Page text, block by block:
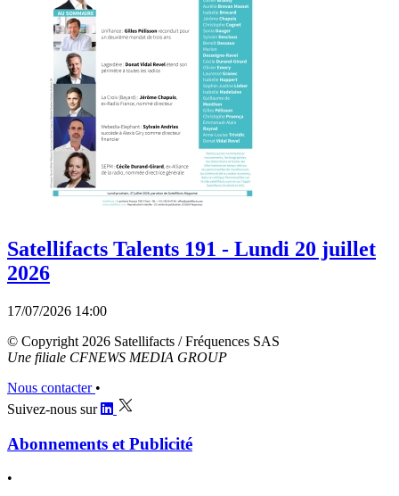
Satellifacts Talents 191 - Lundi 20 juillet
2026
17/07/2026 14:00
© Copyright 2026 Satellifacts / Fréquences SAS
Une filiale CFNEWS MEDIA GROUP
Nous contacter •
Suivez-nous sur
Abonnements et Publicité
•